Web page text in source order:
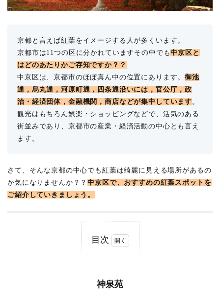
京都と言えば紅葉をイメージする人が多くいます。
京都市は11つの区に分かれていますその中でも中京区と
はどのあたりかご存知ですか？？
中京区は、京都市のほぼ真ん中の位置にあります。御池
通，烏丸通，河原町通，四条通沿いには，官公庁，政
治・経済団体，金融機関，商店などが集中しています。
観光はもちろん娯楽・ショッピングなどで、活気のある
街並みであり、京都市の産業・経済活動の中心とも言え
ます。
さて、そんな京都の中心でも紅葉は綺麗に見える場所があるの
か気になりませんか？？中京区で、おすすめの紅葉スポットを
ご紹介していきましょう。
目次
神泉苑